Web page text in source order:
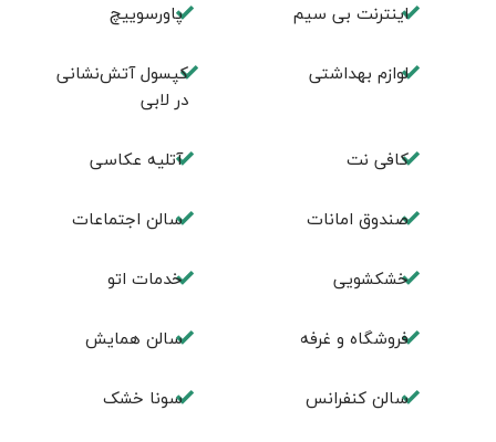
اینترنت بی سیم پاورسوییچ
لوازم بهداشتی
کپسول آتش‌نشانی
در لابی
كافی نت آتليه عكاسی
صندوق امانات سالن اجتماعات
خشکشویی خدمات اتو
فروشگاه و غرفه سالن همايش
سالن كنفرانس سونا خشک